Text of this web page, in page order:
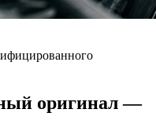
оригинал —